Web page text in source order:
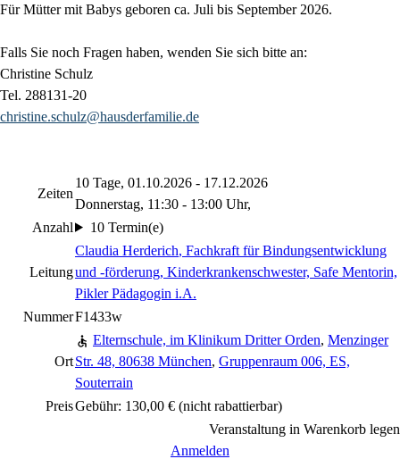
Für Mütter mit Babys geboren ca. Juli bis September 2026.
Falls Sie noch Fragen haben, wenden Sie sich bitte an:
Christine Schulz
Tel. 288131-20
christine.schulz@hausderfamilie.de
Zeiten
10 Tage, 01.10.2026 - 17.12.2026
Donnerstag, 11:30 - 13:00 Uhr,
Anzahl
10 Termin(e)
Leitung
Claudia Herderich, Fachkraft für Bindungsentwicklung
und -förderung, Kinderkrankenschwester, Safe Mentorin,
Pikler Pädagogin i.A.
NummerF1433w
Ort
Elternschule, im Klinikum Dritter Orden, Menzinger
Str. 48, 80638 München, Gruppenraum 006, ES,
Souterrain
PreisGebühr: 130,00 € (nicht rabattierbar)
Veranstaltung in Warenkorb legen
Anmelden